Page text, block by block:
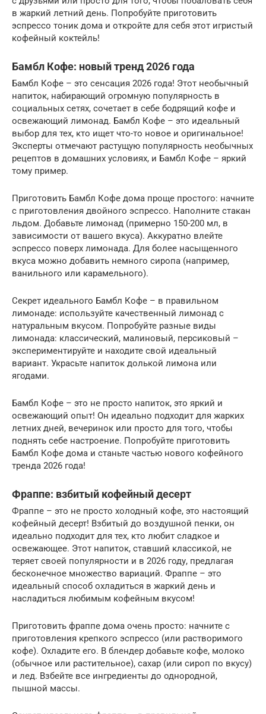
в жаркий летний день. Попробуйте приготовить
эспрессо тоник дома и откройте для себя этот игристый
кофейный коктейль!
Бамбл Кофе: новый тренд 2026 года
Бамбл Кофе – это сенсация 2026 года! Этот необычный
напиток, набирающий огромную популярность в
социальных сетях, сочетает в себе бодрящий кофе и
освежающий лимонад. Бамбл Кофе – это идеальный
выбор для тех, кто ищет что-то новое и оригинальное!
Эксперты отмечают растущую популярность необычных
рецептов в домашних условиях, и Бамбл Кофе – яркий
тому пример.
Приготовить Бамбл Кофе дома проще простого: начните
с приготовления двойного эспрессо. Наполните стакан
льдом. Добавьте лимонад (примерно 150-200 мл, в
зависимости от вашего вкуса). Аккуратно влейте
эспрессо поверх лимонада. Для более насыщенного
вкуса можно добавить немного сиропа (например,
ванильного или карамельного).
Секрет идеального Бамбл Кофе – в правильном
лимонаде: используйте качественный лимонад с
натуральным вкусом. Попробуйте разные виды
лимонада: классический, малиновый, персиковый –
экспериментируйте и находите свой идеальный
вариант. Украсьте напиток долькой лимона или
ягодами.
Бамбл Кофе – это не просто напиток, это яркий и
освежающий опыт! Он идеально подходит для жарких
летних дней, вечеринок или просто для того, чтобы
поднять себе настроение. Попробуйте приготовить
Бамбл Кофе дома и станьте частью нового кофейного
тренда 2026 года!
Фраппе: взбитый кофейный десерт
Фраппе – это не просто холодный кофе, это настоящий
кофейный десерт! Взбитый до воздушной пенки, он
идеально подходит для тех, кто любит сладкое и
освежающее. Этот напиток, ставший классикой, не
теряет своей популярности и в 2026 году, предлагая
бесконечное множество вариаций. Фраппе – это
идеальный способ охладиться в жаркий день и
насладиться любимым кофейным вкусом!
Приготовить фраппе дома очень просто: начните с
приготовления крепкого эспрессо (или растворимого
кофе). Охладите его. В блендер добавьте кофе, молоко
(обычное или растительное), сахар (или сироп по вкусу)
и лед. Взбейте все ингредиенты до однородной,
пышной массы.